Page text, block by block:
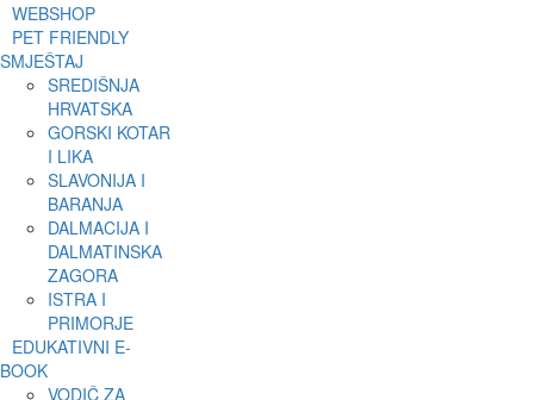
WEBSHOP
PET FRIENDLY
SMJEŠTAJ
SREDIŠNJA
HRVATSKA
GORSKI KOTAR
I LIKA
SLAVONIJA I
BARANJA
DALMACIJA I
DALMATINSKA
ZAGORA
ISTRA I
PRIMORJE
EDUKATIVNI E-
BOOK
VODIČ ZA